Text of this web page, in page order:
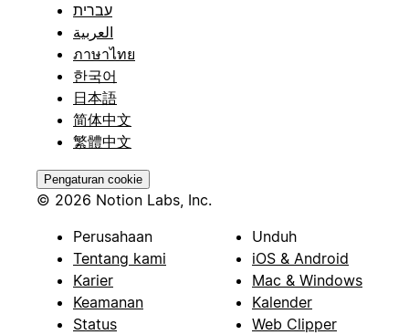
עברית
العربية
ภาษาไทย
한국어
日本語
简体中文
繁體中文
Pengaturan cookie
© 2026 Notion Labs, Inc.
Perusahaan
Tentang kami
Karier
Keamanan
Status
Unduh
iOS & Android
Mac & Windows
Kalender
Web Clipper